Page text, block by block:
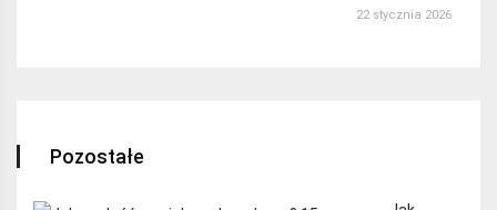
22 stycznia 2026
Pozostałe